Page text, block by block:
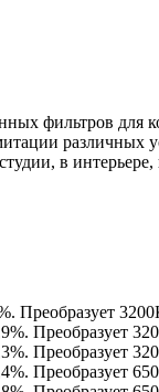
фильтров для
в
Преобразует
Преобразует
Преобразует
Преобразует